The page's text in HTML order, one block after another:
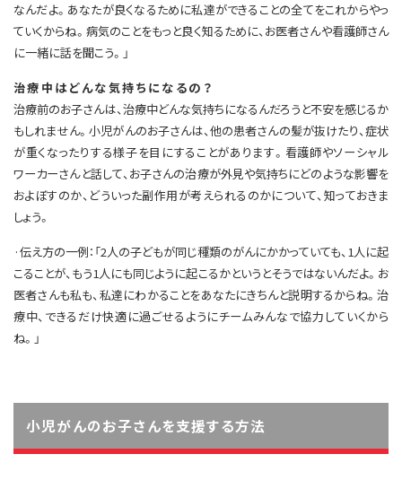
なんだよ。あなたが良くなるために私達ができることの全てをこれからやっ
ていくからね。病気のことをもっと良く知るために、お医者さんや看護師さん
に一緒に話を聞こう。」
治療中はどんな気持ちになるの？
治療前のお子さんは、治療中どんな気持ちになるんだろうと不安を感じるか
もしれません。小児がんのお子さんは、他の患者さんの髪が抜けたり、症状
が重くなったりする様子を目にすることがあります。看護師やソーシャル
ワーカーさんと話して、お子さんの治療が外見や気持ちにどのような影響を
およぼすのか、どういった副作用が考えられるのかについて、知っておきま
しょう。
·伝え方の一例：「2人の子どもが同じ種類のがんにかかっていても、1人に起
こることが、もう1人にも同じように起こるかというとそうではないんだよ。お
医者さんも私も、私達にわかることをあなたにきちんと説明するからね。治
療中、できるだけ快適に過ごせるようにチームみんなで協力していくから
ね。」
小児がんのお子さんを支援する方法